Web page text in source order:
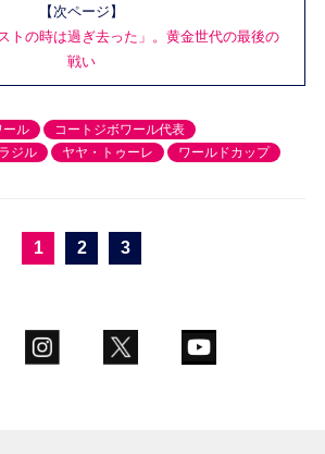
【次ページ】
トの時は過ぎ去った」。黄金世代の最後の
戦い
ール
コートジボワール代表
ジル ヤヤ・トゥーレ
ワールドカップ
1 2 3